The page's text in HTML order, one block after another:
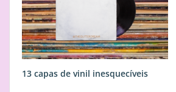
13 capas de vinil inesquecíveis